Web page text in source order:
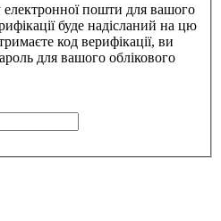
електронної пошти для вашого
буде надісланий на цю
код верифікації, ви
для вашого облікового